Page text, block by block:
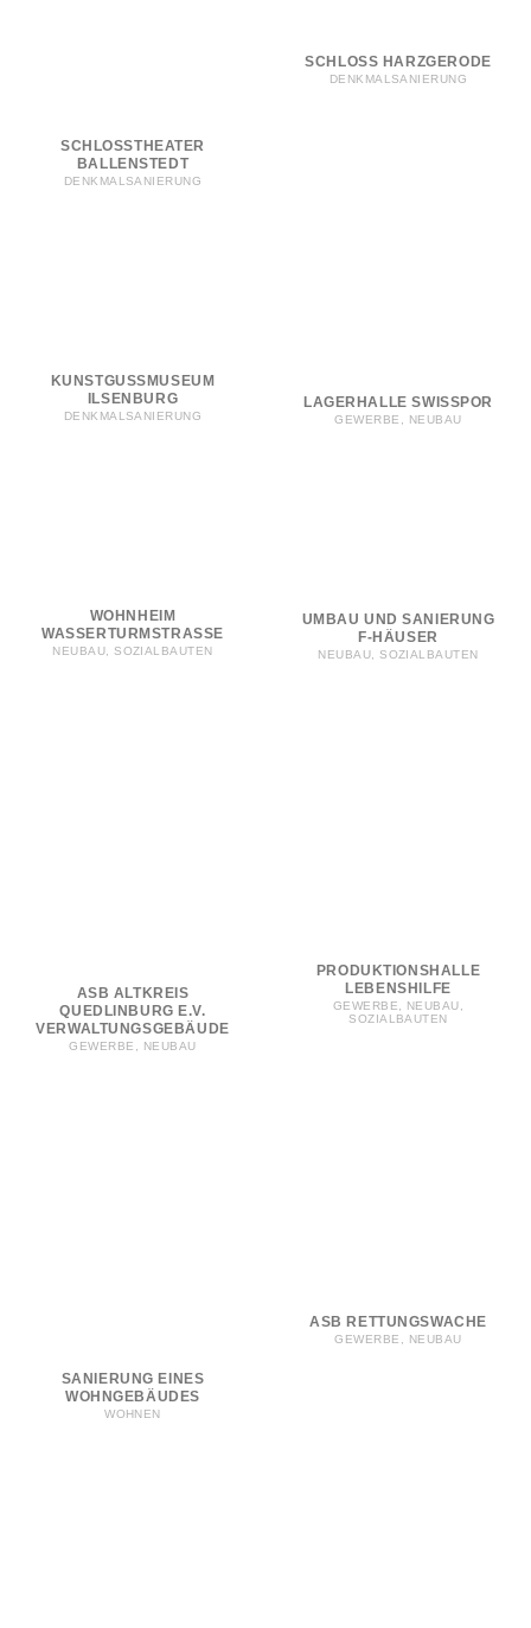
SCHLOSS HARZGERODE
DENKMALSANIERUNG
SCHLOSSTHEATER
BALLENSTEDT
DENKMALSANIERUNG
KUNSTGUSSMUSEUM
ILSENBURG
DENKMALSANIERUNG
LAGERHALLE SWISSPOR
GEWERBE, NEUBAU
WOHNHEIM
WASSERTURMSTRASSE
NEUBAU, SOZIALBAUTEN
UMBAU UND SANIERUNG
F-HÄUSER
NEUBAU, SOZIALBAUTEN
PRODUKTIONSHALLE
LEBENSHILFE
GEWERBE, NEUBAU,
SOZIALBAUTEN
ASB ALTKREIS
QUEDLINBURG E.V.
VERWALTUNGSGEBÄUDE
GEWERBE, NEUBAU
ASB RETTUNGSWACHE
GEWERBE, NEUBAU
SANIERUNG EINES
WOHNGEBÄUDES
WOHNEN